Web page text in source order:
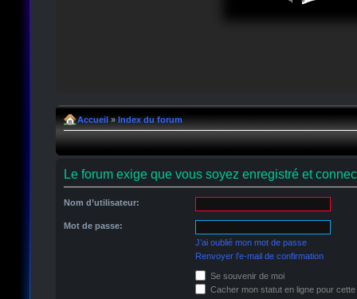
Accueil » Index du forum
Le forum exige que vous soyez enregistré et
Nom d’utilisateur:
Mot de passe:
J’ai oublié mon mot de passe
Renvoyer l’e-mail de confirmation
Se souvenir de moi
Cacher mon statut en ligne pour